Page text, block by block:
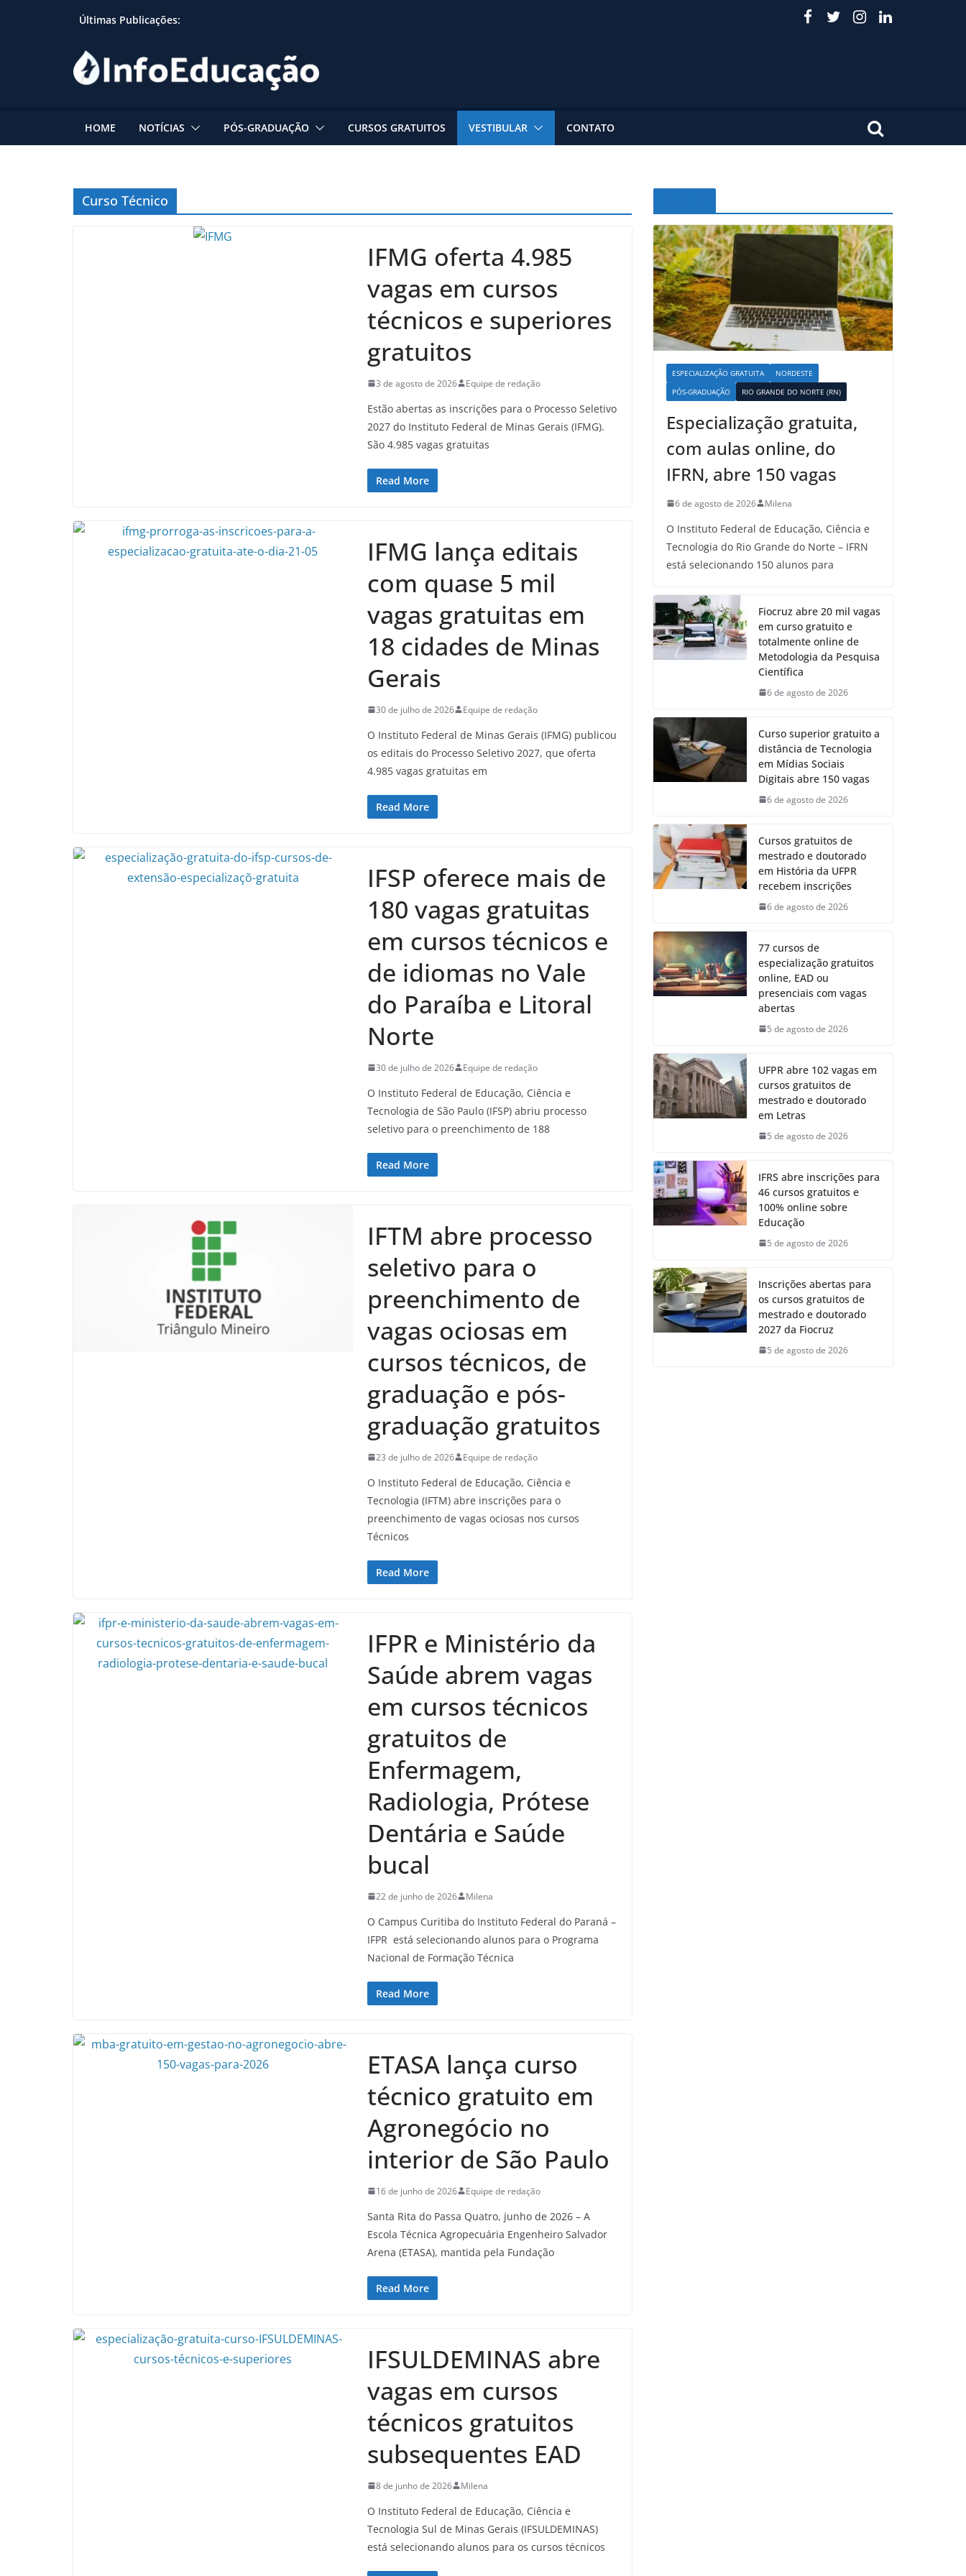
Últimas Publicações:
HOME NOTÍCIAS PÓS-GRADUAÇÃO CURSOS GRATUITOS VESTIBULAR CONTATO
Curso Técnico
IFMG oferta 4.985
vagas em cursos
técnicos e superiores
gratuitos
3 de agosto de 2026 Equipe de redação
Estão abertas as inscrições para o Processo Seletivo
2027 do Instituto Federal de Minas Gerais (IFMG).
São 4.985 vagas gratuitas
Read More
IFMG lança editais
com quase 5 mil
vagas gratuitas em
18 cidades de Minas
Gerais
30 de julho de 2026 Equipe de redação
O Instituto Federal de Minas Gerais (IFMG) publicou
os editais do Processo Seletivo 2027, que oferta
4.985 vagas gratuitas em
Read More
IFSP oferece mais de
180 vagas gratuitas
em cursos técnicos e
de idiomas no Vale
do Paraíba e Litoral
Norte
30 de julho de 2026 Equipe de redação
O Instituto Federal de Educação, Ciência e
Tecnologia de São Paulo (IFSP) abriu processo
seletivo para o preenchimento de 188
Read More
IFTM abre processo
seletivo para o
preenchimento de
vagas ociosas em
cursos técnicos, de
graduação e pós-
graduação gratuitos
23 de julho de 2026 Equipe de redação
O Instituto Federal de Educação, Ciência e
Tecnologia (IFTM) abre inscrições para o
preenchimento de vagas ociosas nos cursos
Técnicos
Read More
IFPR e Ministério da
Saúde abrem vagas
em cursos técnicos
gratuitos de
Enfermagem,
Radiologia, Prótese
Dentária e Saúde
bucal
22 de junho de 2026 Milena
O Campus Curitiba do Instituto Federal do Paraná –
IFPR está selecionando alunos para o Programa
Nacional de Formação Técnica
Read More
ETASA lança curso
técnico gratuito em
Agronegócio no
interior de São Paulo
16 de junho de 2026 Equipe de redação
Santa Rita do Passa Quatro, junho de 2026 – A
Escola Técnica Agropecuária Engenheiro Salvador
Arena (ETASA), mantida pela Fundação
Read More
IFSULDEMINAS abre
vagas em cursos
técnicos gratuitos
subsequentes EAD
8 de junho de 2026 Milena
O Instituto Federal de Educação, Ciência e
Tecnologia Sul de Minas Gerais (IFSULDEMINAS)
está selecionando alunos para os cursos técnicos
ESPECIALIZAÇÃO GRATUITA
NORDESTE
PÓS-GRADUAÇÃO
RIO GRANDE DO NORTE (RN)
Especialização gratuita,
com aulas online, do
IFRN, abre 150 vagas
6 de agosto de 2026 Milena
O Instituto Federal de Educação, Ciência e
Tecnologia do Rio Grande do Norte – IFRN
está selecionando 150 alunos para
Fiocruz abre 20 mil vagas
em curso gratuito e
totalmente online de
Metodologia da Pesquisa
Científica
6 de agosto de 2026
Curso superior gratuito a
distância de Tecnologia
em Mídias Sociais
Digitais abre 150 vagas
6 de agosto de 2026
Cursos gratuitos de
mestrado e doutorado
em História da UFPR
recebem inscrições
6 de agosto de 2026
77 cursos de
especialização gratuitos
online, EAD ou
presenciais com vagas
abertas
5 de agosto de 2026
UFPR abre 102 vagas em
cursos gratuitos de
mestrado e doutorado
em Letras
5 de agosto de 2026
IFRS abre inscrições para
46 cursos gratuitos e
100% online sobre
Educação
5 de agosto de 2026
Inscrições abertas para
os cursos gratuitos de
mestrado e doutorado
2027 da Fiocruz
5 de agosto de 2026